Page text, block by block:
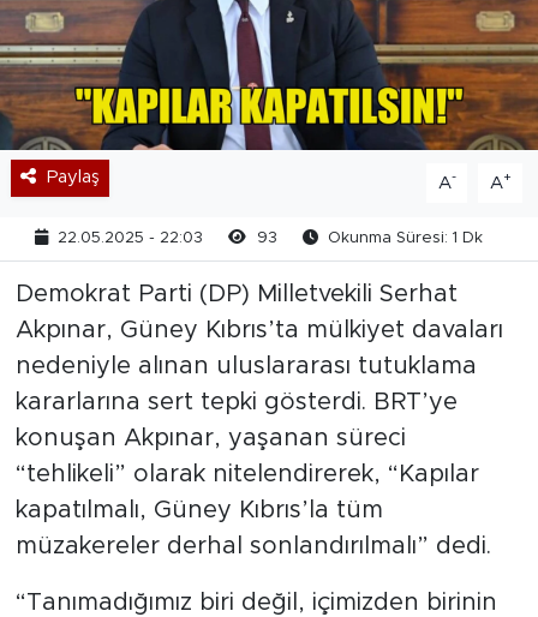
Paylaş A- A+
22.05.2025 - 22:03 93 Okunma Süresi: 1 Dk
Demokrat Parti (DP) Milletvekili Serhat
Akpınar, Güney Kıbrıs’ta mülkiyet davaları
nedeniyle alınan uluslararası tutuklama
kararlarına sert tepki gösterdi. BRT’ye
konuşan Akpınar, yaşanan süreci
“tehlikeli” olarak nitelendirerek, “Kapılar
kapatılmalı, Güney Kıbrıs’la tüm
müzakereler derhal sonlandırılmalı” dedi.
“Tanımadığımız biri değil, içimizden birinin